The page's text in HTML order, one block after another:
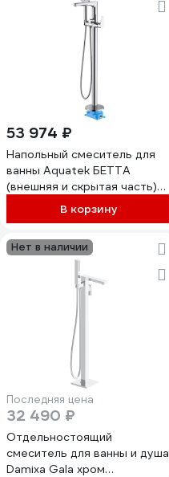
53 974 ₽
Напольный смеситель для
ванны Aquatek БЕТТА
(внешняя и скрытая часть)
AQ1145CR 00000135114
В корзину
Нет в наличии
Последняя цена
32 490 ₽
Отдельностоящий
смеситель для ванны и душа
Damixa Gala хром